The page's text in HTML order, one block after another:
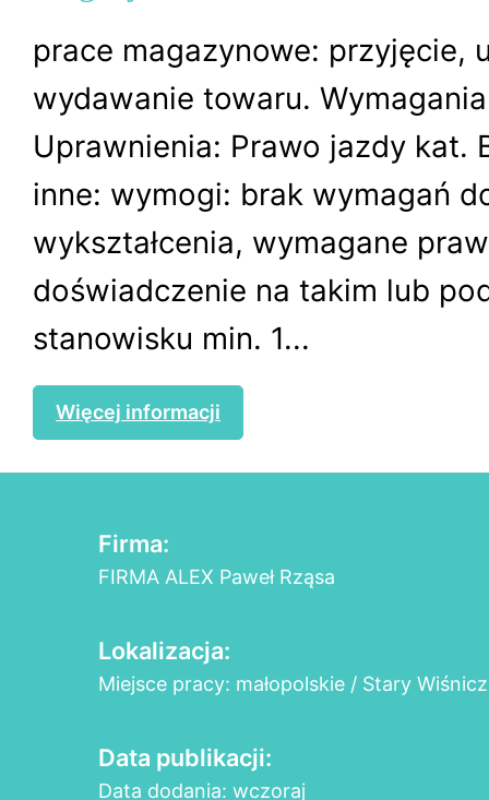
prace magazynowe: przyjęcie,
wydawanie towaru.
Uprawnienia: Prawo jazdy kat.
inne: wymogi: brak wymagań
wykształcenia, wymagane
doświadczenie na takim lub
stanowisku min. 1...
Więcej informacji
Firma:
FIRMA ALEX Paweł Rząsa
Lokalizacja:
Miejsce pracy: małopolskie / Stary Wiśnicz
Data publikacji:
Data dodania: wczoraj